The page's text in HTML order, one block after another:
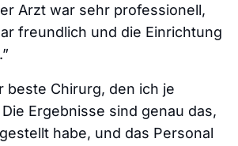
Arzt war sehr professionell,
freundlich und die Einrichtung
beste Chirurg, den ich je
Ergebnisse sind genau das,
habe, und das Personal